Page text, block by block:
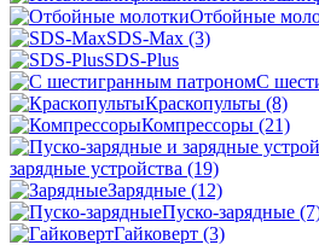
Отбойные
SDS-Max (3)
SDS-Plus
C
Краскопульты (8)
Компрессоры (21)
зарядные устройства (19)
Зарядные (12)
Пуско-зарядные
Гайковерт (3)